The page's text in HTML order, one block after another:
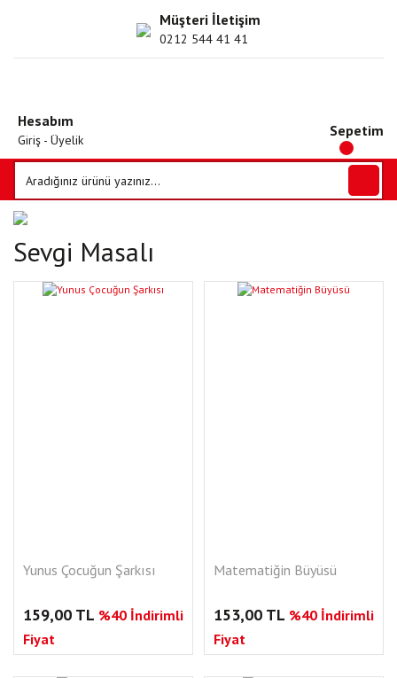
Müşteri İletişim
0212 544 41 41
Hesabım
Giriş - Üyelik
Sepetim
Sevgi Masalı
Yunus Çocuğun Şarkısı
159,00 TL %40 İndirimli
Fiyat
Matematiğin Büyüsü
153,00 TL %40 İndirimli
Fiyat